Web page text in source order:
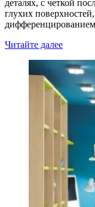
деталях, с четкой
глухих
Читайте далее